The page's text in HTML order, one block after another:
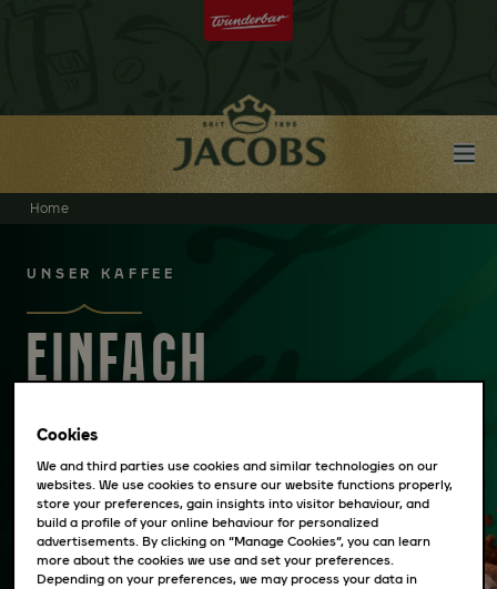
Home
UNSER KAFFEE
EINFACH
WUNDERBAR
Es bedarf des Könnens eines Jacobs
Röstmeisters, um ein so köstliches und
vielfältiges Kaffeesortiment zu kreieren.
Cookies
We and third parties use cookies and similar technologies on our
websites. We use cookies to ensure our website functions properly,
store your preferences, gain insights into visitor behaviour, and
build a profile of your online behaviour for personalized
advertisements. By clicking on “Manage Cookies”, you can learn
more about the cookies we use and set your preferences.
Depending on your preferences, we may process your data in